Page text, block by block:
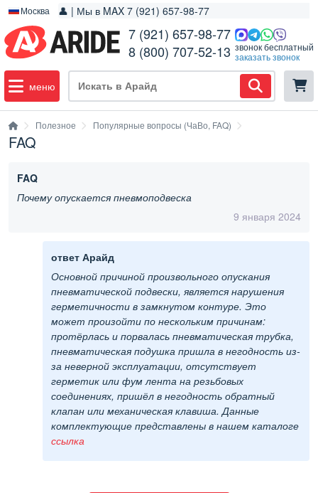
Москва 👤 | Мы в MAX 7 (921) 657-98-77
7 (921) 657-98-77
8 (800) 707-52-13 звонок бесплатный
заказать звонок
меню
Полезное Популярные вопросы (ЧаВо, FAQ)
FAQ
FAQ
Почему опускается пневмоподвеска
9 января 2024
ответ Арайд
Основной причиной произвольного опускания
пневматической подвески, является нарушения
герметичности в замкнутом контуре. Это
может произойти по нескольким причинам:
протёрлась и порвалась пневматическая трубка,
пневматическая подушка пришла в негодность из-
за неверной эксплуатации, отсутствует
герметик или фум лента на резьбовых
соединениях, пришёл в негодность обратный
клапан или механическая клавиша. Данные
комплектующие представлены в нашем каталоге
ссылка